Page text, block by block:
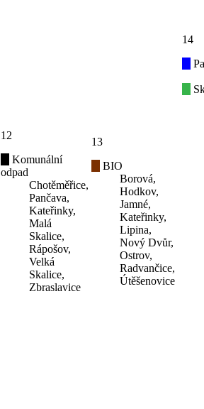
12
Komunální
odpad
Chotěměřice,
Pančava,
Kateřinky,
Malá
Skalice,
Rápošov,
Velká
Skalice,
Zbraslavice
13
BIO
Borová,
Hodkov,
Jamné,
Kateřinky,
Lipina,
Nový Dvůr,
Ostrov,
Radvančice,
Útěšenovice
14